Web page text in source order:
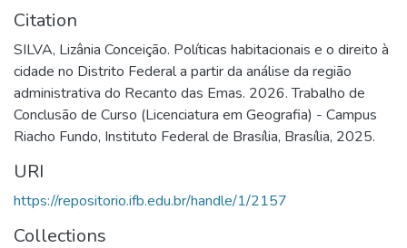
Citation
SILVA, Lizânia Conceição. Políticas habitacionais e o direito à
cidade no Distrito Federal a partir da análise da região
administrativa do Recanto das Emas. 2026. Trabalho de
Conclusão de Curso (Licenciatura em Geografia) - Campus
Riacho Fundo, Instituto Federal de Brasília, Brasília, 2025.
URI
https://repositorio.ifb.edu.br/handle/1/2157
Collections